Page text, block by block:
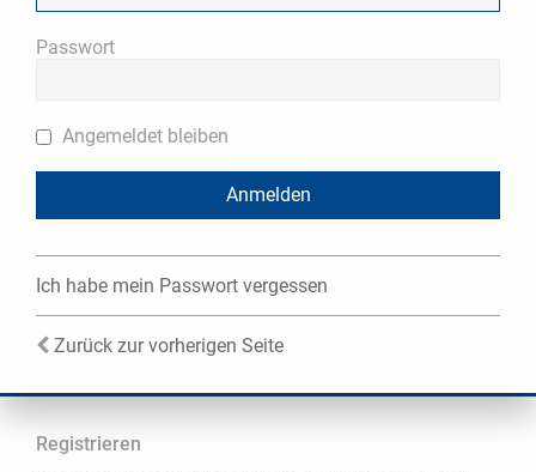
Passwort
Angemeldet bleiben
Ich habe mein Passwort vergessen
Zurück zur vorherigen Seite
Registrieren